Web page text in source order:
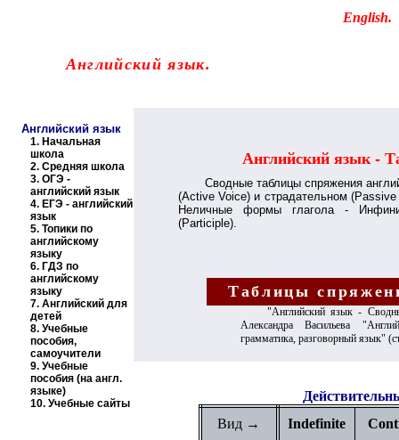
English.
-Английский язык.
Английский язык
1. Начальная
школа
2. Средняя школа
3. ОГЭ -
английский язык
4. ЕГЭ - английский
язык
5. Топики по
английскому
языку
6. ГДЗ по
английскому
языку
7. Английский для
детей
8. Учебные
пособия,
самоучители
9. Учебные
пособия (на англ.
языке)
10. Учебные сайты
Английский язык -
Сводные таблицы спряжения
(Active Voice) и страдательном (
Неличные формы глагола -
(Participle).
Таблицы
"Английский язык -
Александра Васильева
грамматика, разговорный язык"
Вид → Indefinite